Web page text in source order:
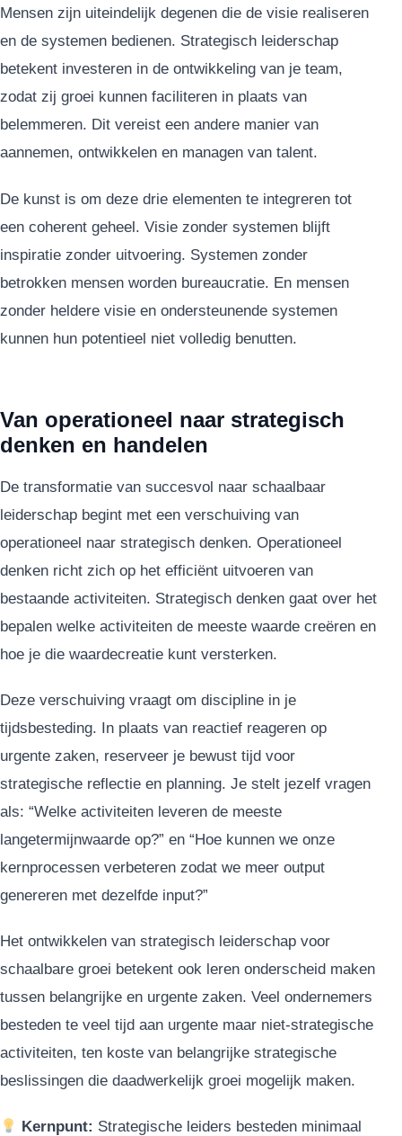
Mensen zijn uiteindelijk degenen die de visie realiseren
en de systemen bedienen. Strategisch leiderschap
betekent investeren in de ontwikkeling van je team,
zodat zij groei kunnen faciliteren in plaats van
belemmeren. Dit vereist een andere manier van
aannemen, ontwikkelen en managen van talent.
De kunst is om deze drie elementen te integreren tot
een coherent geheel. Visie zonder systemen blijft
inspiratie zonder uitvoering. Systemen zonder
betrokken mensen worden bureaucratie. En mensen
zonder heldere visie en ondersteunende systemen
kunnen hun potentieel niet volledig benutten.
Van operationeel naar strategisch
denken en handelen
De transformatie van succesvol naar schaalbaar
leiderschap begint met een verschuiving van
operationeel naar strategisch denken. Operationeel
denken richt zich op het efficiënt uitvoeren van
bestaande activiteiten. Strategisch denken gaat over het
bepalen welke activiteiten de meeste waarde creëren en
hoe je die waardecreatie kunt versterken.
Deze verschuiving vraagt om discipline in je
tijdsbesteding. In plaats van reactief reageren op
urgente zaken, reserveer je bewust tijd voor
strategische reflectie en planning. Je stelt jezelf vragen
als: “Welke activiteiten leveren de meeste
langetermijnwaarde op?” en “Hoe kunnen we onze
kernprocessen verbeteren zodat we meer output
genereren met dezelfde input?”
Het ontwikkelen van strategisch leiderschap voor
schaalbare groei betekent ook leren onderscheid maken
tussen belangrijke en urgente zaken. Veel ondernemers
besteden te veel tijd aan urgente maar niet-strategische
activiteiten, ten koste van belangrijke strategische
beslissingen die daadwerkelijk groei mogelijk maken.
Kernpunt: Strategische leiders besteden minimaal